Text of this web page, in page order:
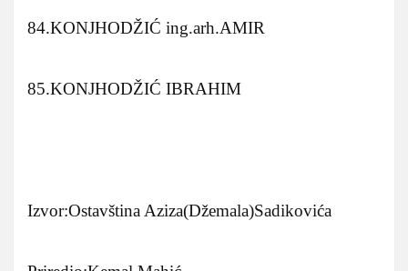
84.KONJHODŽIĆ ing.arh.AMIR
85.KONJHODŽIĆ IBRAHIM
Izvor:Ostavština Aziza(Džemala)Sadikovića